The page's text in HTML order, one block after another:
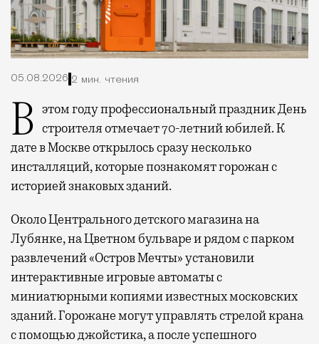
05.08.2026 2 мин. чтения
В этом году профессиональный праздник День строителя отмечает 70-летний юбилей. К
дате в Москве открылось сразу несколько
инсталляций, которые познакомят горожан с
историей знаковых зданий.
Около Центрального детского магазина на
Лубянке, на Цветном бульваре и рядом с парком
развлечений «Остров Мечты» установили
интерактивные игровые автоматы с
миниатюрными копиями известных московских
зданий. Горожане могут управлять стрелой крана
с помощью джойстика, а после успешного